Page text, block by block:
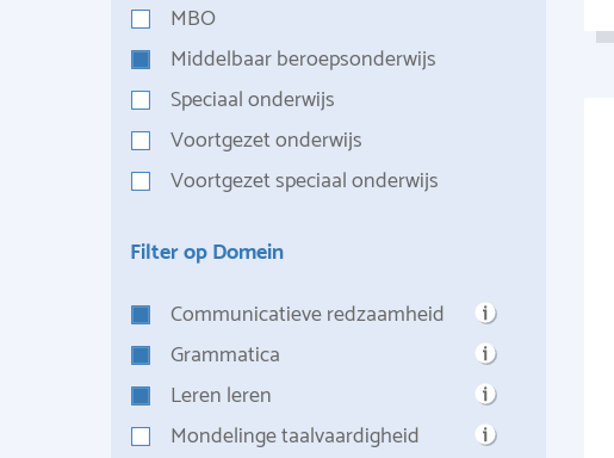
MBO
Middelbaar beroepsonderwijs
Speciaal onderwijs
Voortgezet onderwijs
Voortgezet speciaal onderwijs
Filter op Domein
Communicatieve redzaamheid
Grammatica
Leren leren
Mondelinge taalvaardigheid